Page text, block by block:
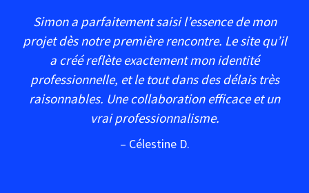
Simon a parfaitement saisi l’essence de mon
projet dès notre première rencontre. Le site qu’il
a créé reflète exactement mon identité
professionnelle, et le tout dans des délais très
raisonnables. Une collaboration efficace et un
vrai professionnalisme.
– Célestine D.